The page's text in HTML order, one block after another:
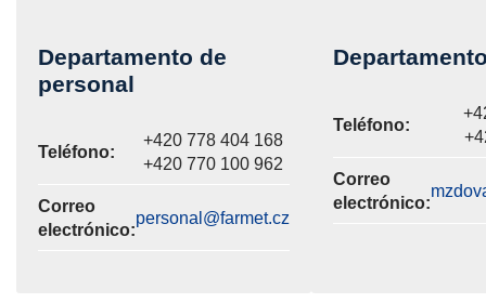
Departamento de
personal
Teléfono:
+420 778 404 168
+420 770 100 962
Correo
electrónico:
personal@farmet.cz
Teléfono:
Correo
electrónico: